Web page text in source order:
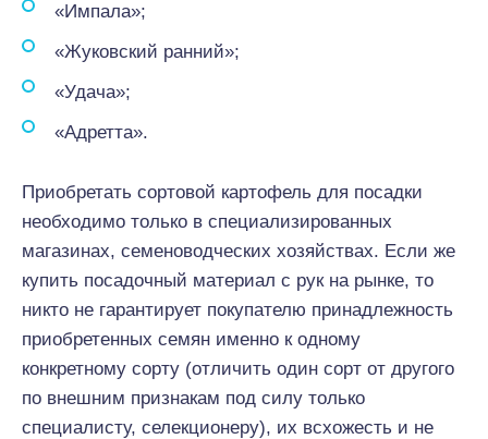
«Импала»;
«Жуковский ранний»;
«Удача»;
«Адретта».
Приобретать сортовой картофель для посадки
необходимо только в специализированных
магазинах, семеноводческих хозяйствах. Если же
купить посадочный материал с рук на рынке, то
никто не гарантирует покупателю принадлежность
приобретенных семян именно к одному
конкретному сорту (отличить один сорт от другого
по внешним признакам под силу только
специалисту, селекционеру), их всхожесть и не